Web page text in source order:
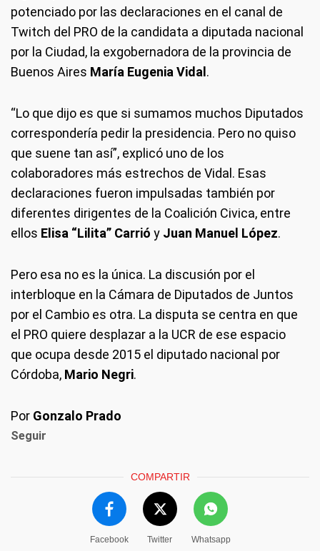
potenciado por las declaraciones en el canal de
Twitch del PRO de la candidata a diputada nacional
por la Ciudad, la exgobernadora de la provincia de
Buenos Aires María Eugenia Vidal .
“Lo que dijo es que si sumamos muchos Diputados
correspondería pedir la presidencia. Pero no quiso
que suene tan así”, explicó uno de los
colaboradores más estrechos de Vidal. Esas
declaraciones fueron impulsadas también por
diferentes dirigentes de la Coalición Civica, entre
ellos Elisa “Lilita” Carrió y Juan Manuel López.
Pero esa no es la única. La discusión por el
interbloque en la Cámara de Diputados de Juntos
por el Cambio es otra. La disputa se centra en que
el PRO quiere desplazar a la UCR de ese espacio
que ocupa desde 2015 el diputado nacional por
Córdoba, Mario Negri.
Por Gonzalo Prado
Seguir
COMPARTIR
Facebook Twitter Whatsapp